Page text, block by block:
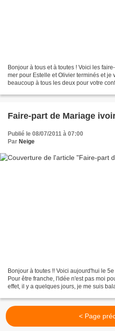
Bonjour à tous et à toutes ! Voici les
mer pour Estelle et Olivier terminés et je
beaucoup à tous les deux pour votre
Faire-part de Mariage
Publié le 08/07/2011 à 07:00
Par Neige
Bonjour à toutes !! Voici aujourd'hui le
Pour être franche, l'idée n'est pas moi
effet, il y a quelques jours, je me suis
< Page